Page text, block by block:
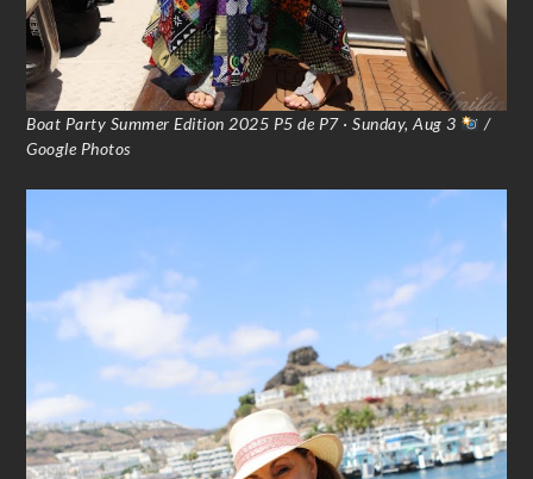
Boat Party Summer Edition 2025 P5 de P7 · Sunday, Aug 3
/
Google Photos